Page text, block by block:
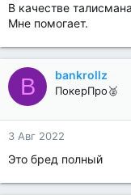
В качестве
Мне помогает.
B bankrollz
ПокерПро🥈
3 Авг 2022
Это бред полный